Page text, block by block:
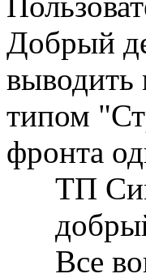
Добрый
выводить
типом
фронта
ТП
Все